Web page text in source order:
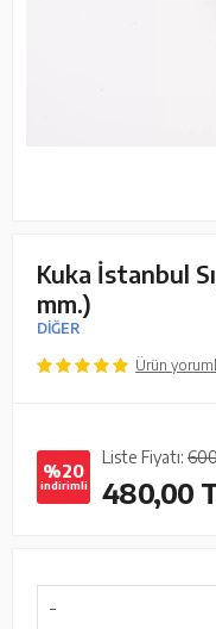
Kuka İstanbul
mm.)
DİĞER
Ürün
%20
indirimli
Liste Fiyatı:
480,00